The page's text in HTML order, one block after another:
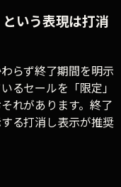
いう表現は打消
らず終了期間を明示
るセールを「限定」
れがあります。終了
る打消し表示が推奨